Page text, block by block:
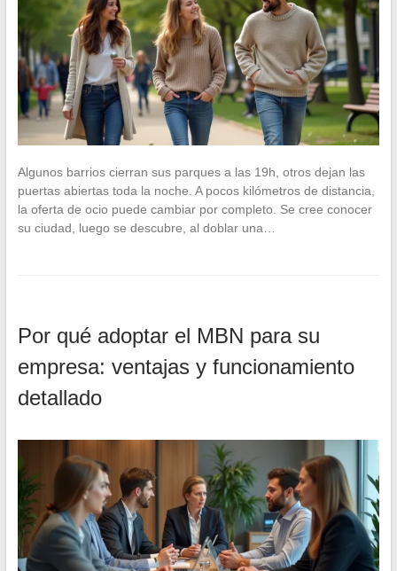
Algunos barrios cierran sus parques a las 19h, otros dejan las
puertas abiertas toda la noche. A pocos kilómetros de distancia,
la oferta de ocio puede cambiar por completo. Se cree conocer
su ciudad, luego se descubre, al doblar una…
Por qué adoptar el MBN para su
empresa: ventajas y funcionamiento
detallado